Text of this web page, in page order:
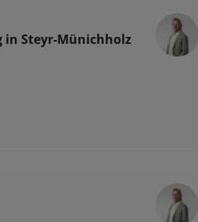
in Steyr-Münichholz